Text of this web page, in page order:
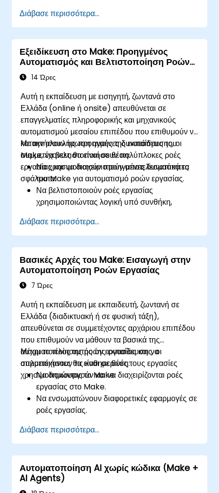
πλατφορμών.
Συγχρονίζουν δεδομένα μεταξύ εργαλείων
μάρκετινγκ όπως τα Mailchimp, HubSpot και
πλατφόρμες κοινωνικών μέσων.
Παρακολουθούν και αναλύουν
αυτοματοποιημένες ροές εργασίας για να
καμπανιών.
Υιοθετούν βέλτιστες πρακτικές για
κλιμακώσιμες στρατηγικές αυτοματοποίησης
μάρκετινγκ.
Διάβασε περισσότερα...
Εξειδίκευση στο Make: Προηγμένος
Αυτοματισμός και Βελτιστοποίηση Ροών
Εργασίας
14 Ώρες
Αυτή η εκπαίδευση με εισηγητή, ζωντανά στο
Ελλάδα (online ή onsite) απευθύνεται σε
επαγγελματίες πληροφορικής και μηχανικούς
αυτοματισμού μεσαίου επιπέδου που επιθυμούν να
κατακτήσουν τις προηγμένες δυνατότητες του
Make, να βελτιστοποιήσουν πολύπλοκες ροές
εργασίας και να διαχειριστούν αποτελεσματικά τα
σφάλματα.
Με την ολοκλήρωση αυτής της εκπαίδευσης, οι
συμμετέχοντες θα είναι σε θέση:
Να χρησιμοποιούν προηγμένες δυνατότητες
του Make για αυτοματισμό ροών εργασίας.
Να βελτιστοποιούν ροές εργασίας
χρησιμοποιώντας λογική υπό συνθήκη,
Να ενσωματώνουν πολλαπλές εφαρμογές για
απρόσκοπτο αυτοματισμό.
Να παρακολουθούν και να επιλύουν
προβλήματα στις ροές εργασίας για μέγιστη
αποδοτικότητα.
Να εφαρμόζουν βέλτιστες πρακτικές για την
εργασίας.
Διάβασε περισσότερα...
Βασικές Αρχές του Make: Εισαγωγή στην
Αυτοματοποίηση Ροών Εργασίας
7 Ώρες
Αυτή η εκπαίδευση με εκπαιδευτή, ζωντανή σε
Ελλάδα (διαδικτυακή ή σε φυσική τάξη),
απευθύνεται σε συμμετέχοντες αρχάριου επιπέδου
που επιθυμούν να μάθουν τα βασικά της
αυτοματοποίησης ροών εργασίας και να
απλοποιήσουν τις καθημερινές τους εργασίες
χρησιμοποιώντας το Make.
Μέχρι το τέλος αυτής της εκπαίδευσης, οι
συμμετέχοντες θα είναι σε θέση:
Να δημιουργούν και να διαχειρίζονται ροές
εργασίας στο Make.
Να ενσωματώνουν διαφορετικές εφαρμογές σε
ροές εργασίας.
συγχρονισμός δεδομένων, οι ειδοποιήσεις και
η διαχείριση αρχείων.
Να κατανοούν πώς να χρησιμοποιούν
προκατασκευασμένα πρότυπα και να
δημιουργούν προσαρμοσμένες ροές εργασίας.
Διάβασε περισσότερα...
Αυτοματοποίηση AI χωρίς κώδικα (Make +
AI Agents)